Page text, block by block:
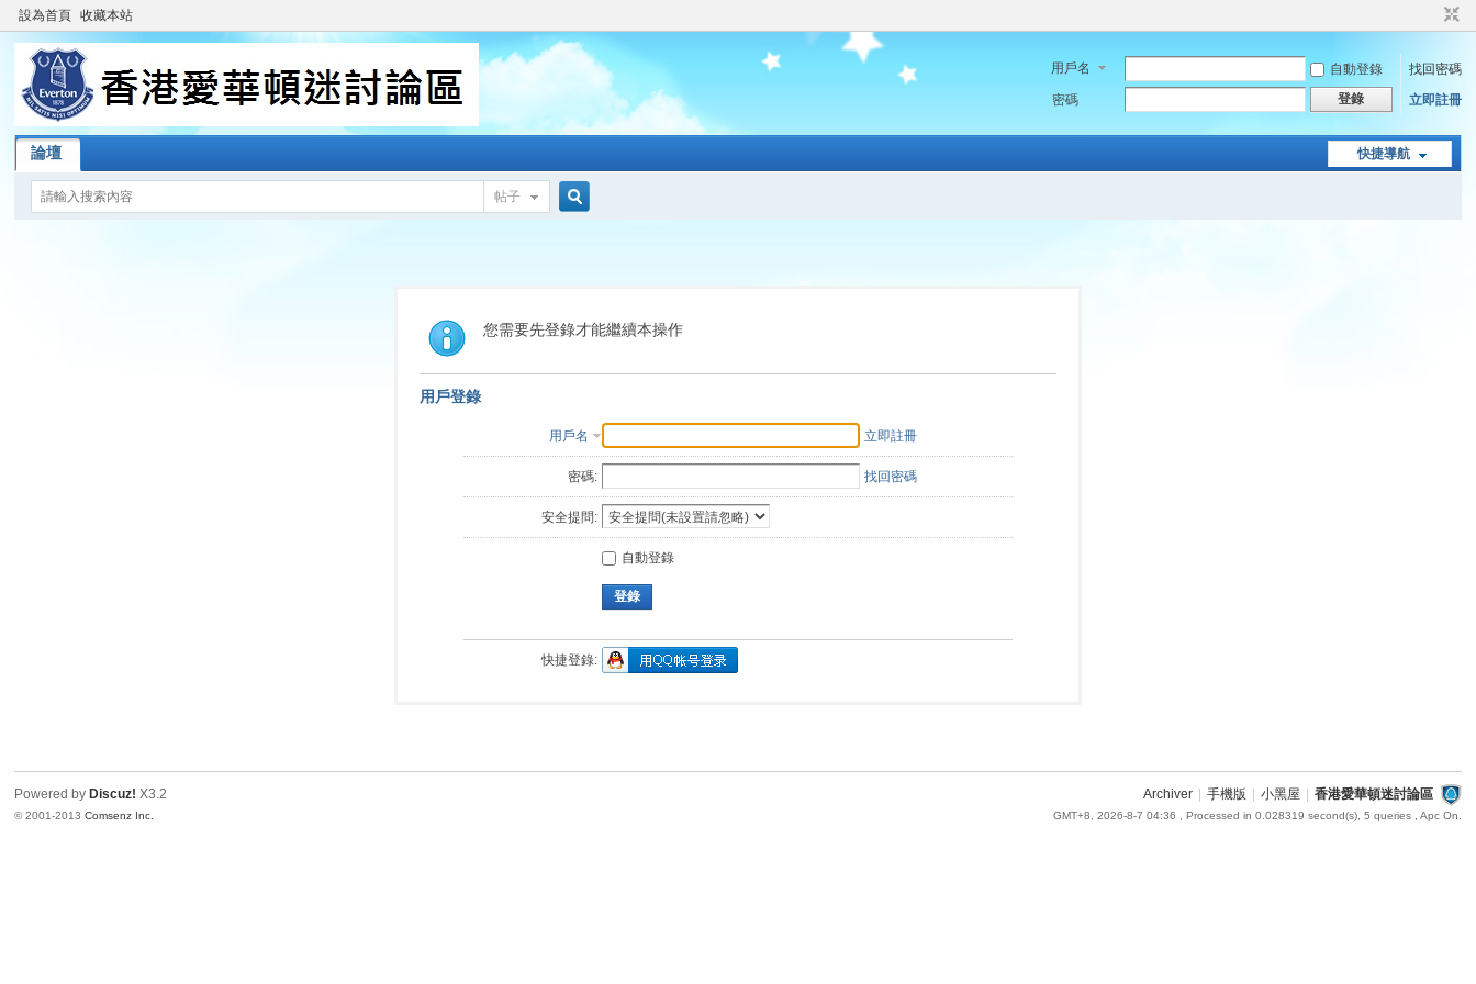
設為首頁 收藏本站
用戶名 自動登錄
找回密碼
密碼
登錄 立即註冊
快捷導航
論壇
帖子
索
您需要先登錄才能繼續本操作
用戶登錄
用戶名 立即註冊
密碼: 找回密碼
安全提問:
自動登錄
登錄
快捷登錄:
Archiver 手機版 小黑屋 香港愛華頓迷討論區
GMT+8, 2026-8-7 04:36 , Processed in 0.028319 second(s), 5 queries , Apc On.
Powered by Discuz! X3.2
© 2001-2013Comsenz Inc.